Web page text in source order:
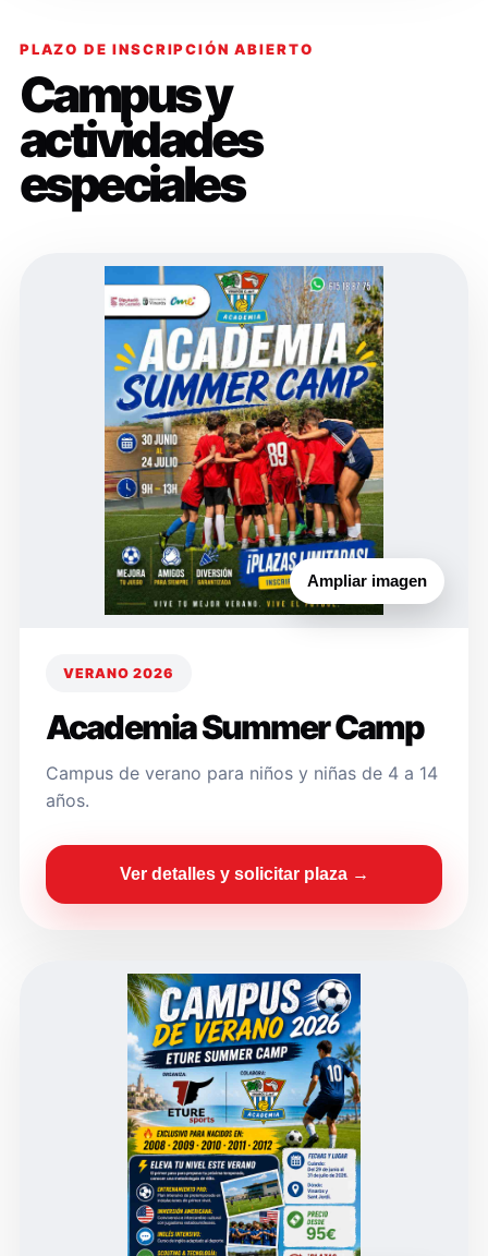
PLAZO DE INSCRIPCIÓN ABIERTO
Campus y
actividades
especiales
Ampliar imagen
VERANO 2026
Academia Summer Camp
Campus de verano para niños y niñas de 4 a 14
años.
Ver detalles y solicitar plaza →